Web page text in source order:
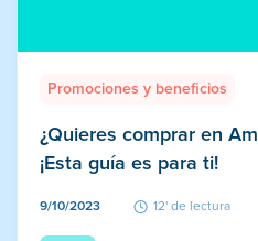
Promociones y beneficios
¿Quieres comprar en
¡Esta guía es para ti!
9/10/2023 12' de lectura